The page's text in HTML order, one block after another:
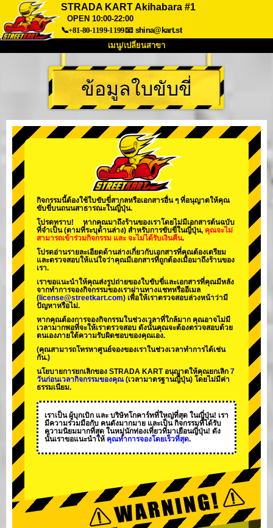
STRADA KART Akihabara #1
OPEN 10:00-22:00
📞+81-80-1199-1199📧 shina@kart.st
เมนู/เปลี่ยนสาขา
เกี่ยวกับ สเปค ราคา
การเข้าถึง เสียงจากผู้ใช้ คำถามที่พบบ่อย
เปลี่ยนสาขา
Tokyo Shinagawa Tokyo Akihabara#1
Tokyo Akihabara#2
Tokyo Shibuya Annex Tokyo Bay
Tokyo Asakusa Osaka
ข้อมูลใบขับขี่
กิจกรรมนี้ต้องใช้ใบขับขี่สากลหรือเอกสารอื่น ๆ ที่อนุญาตให้คุณ
ขับขี่บนถนนสาธารณะในญี่ปุ่น.
โปรดทราบ! หากคุณมาถึงร้านของเราโดยไม่มีเอกสารต้นฉบับ
ที่จำเป็น (ตามที่ระบุด้านล่าง) สำหรับการขับขี่ในญี่ปุ่น, คุณจะไม่
สามารถเข้าร่วมกิจกรรม และ จะไม่ได้รับเงินคืน.
โปรดอ่านรายละเอียดด้านล่างเกี่ยวกับเอกสารที่คุณต้องเตรียม
และตรวจสอบให้แน่ใจว่าคุณมีเอกสารที่ถูกต้องเมื่อมาถึงร้านของ
เรา.
เราขอแนะนำให้คุณส่งรูปถ่ายของใบขับขี่และเอกสารที่คุณมีหลัง
จากทำการจองกิจกรรมของเราผ่านทางแชทหรืออีเมล
( license@streetkart.com) เพื่อให้เราตรวจสอบล่วงหน้าว่ามี
ปัญหาหรือไม่.
หากคุณต้องการจองกิจกรรมในช่วงเวลาที่ใกล้มาก คุณอาจไม่มี
เวลามากพอที่จะให้เราตรวจสอบ ดังนั้นคุณจะต้องตรวจสอบด้วย
ตนเองภายใต้ความรับผิดชอบของคุณเอง.
(คุณสามารถโทรหาศูนย์จองของเราในช่วงเวลาทำการได้เช่น
กัน.)
นโยบายการยกเลิกของ STRADA KART อนุญาตให้คุณยกเลิก 7
วันก่อนเวลากิจกรรมของคุณ(เวลามาตรฐานญี่ปุ่น) โดยไม่มีค่า
ธรรมเนียม.
เราเป็นผู้บุกเบิก และ บริษัทโกคาร์ทที่ใหญ่ที่สุด ในญี่ปุ่น! เรา
มีความร่วมมือกับ คนดังมากมาย และเป็นกิจกรรมที่ได้รับ
ความนิยมมากที่สุด ในหมู่นักท่องเที่ยวที่มาเยือนญี่ปุ่น! ดัง
นั้นเราขอแนะนำให้ คุณทำการจองโดยเร็วที่สุด.